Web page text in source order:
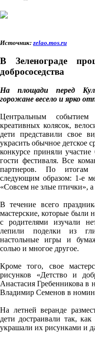
Источник: zelao.mos.ru
В Зеленограде
добрососедства
На площади перед
горожане весело и ярко
Центральным событием
креативных колясок,
дети представили свое
украсить обычное детское
конкурсе приняли
гости фестиваля. Все
партнеров. По итогам
следующим образом: 1-е
«Совсем не злые птички»,
В течение всего
мастерские, которые были
с родителями изучали
лепили поделки из
настольные игры и
солью и многое другое.
Кроме того, свое
рисунков «Детство и
Анастасия Гребенникова в
Владимир Семенов в
На летней веранде
дети достраивали так,
украшали их рисунками и